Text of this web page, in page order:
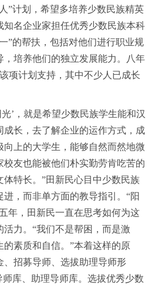
”计划，希望多培养少数民族精英
知名企业家担任优秀少数民族本科
”的帮扶，包括对他们进行职业规
，培养他们的独立发展能力。八年
项计划支持，其中不少人已成长
’，就是希望少数民族学生能和汉
成长，去了解企业的运作方式，成
向上的大学生，能够自然而然地微
友也能被他们朴实勤劳肯吃苦的
特长。”田新民心目中少数民族
，而非单方面的教导指引。“阳
年，田新民一直在思考如何为这
力。“我们不是帮困，而是激
素质和自信。”本着这样的原
、招募导师、选拔助理导师形
师库、助理导师库。选拔优秀少数